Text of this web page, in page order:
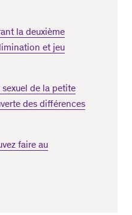
la deuxième
et jeu
de la petite
des différences
faire au